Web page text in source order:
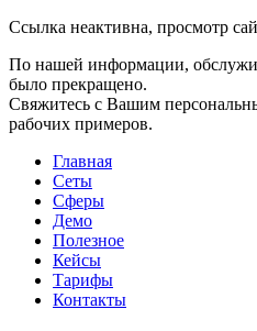
Ссылка неактивна, просмотр
По нашей информации,
было прекращено.
Свяжитесь с Вашим
рабочих примеров.
Главная
Сеты
Сферы
Демо
Полезное
Кейсы
Тарифы
Контакты